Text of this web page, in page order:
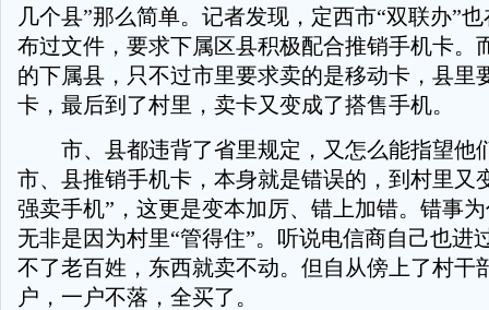
几个县”那么简单。记者发现，定西市“双联办”也
布过文件，要求下属区县积极配合推销手机卡。
的下属县，只不过市里要求卖的是移动卡，县里
卡，最后到了村里，卖卡又变成了搭售手机。
市、县都违背了省里规定，又怎么能指望他
市、县推销手机卡，本身就是错误的，到村里又
强卖手机”，这更是变本加厉、错上加错。错事
无非是因为村里“管得住”。听说电信商自己也进
不了老百姓，东西就卖不动。但自从傍上了村干
户，一户不落，全买了。